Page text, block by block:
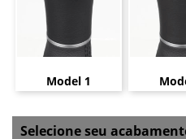
Model 1
Selecione seu